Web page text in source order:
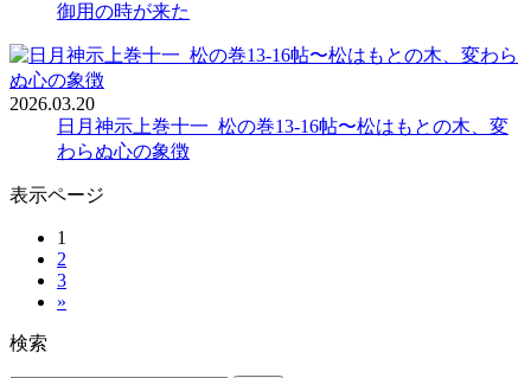
御用の時が来た
2026.03.20
日月神示上巻十一_松の巻13-16帖〜松はもとの木、変
わらぬ心の象徴
表示ページ
1
2
3
»
検索